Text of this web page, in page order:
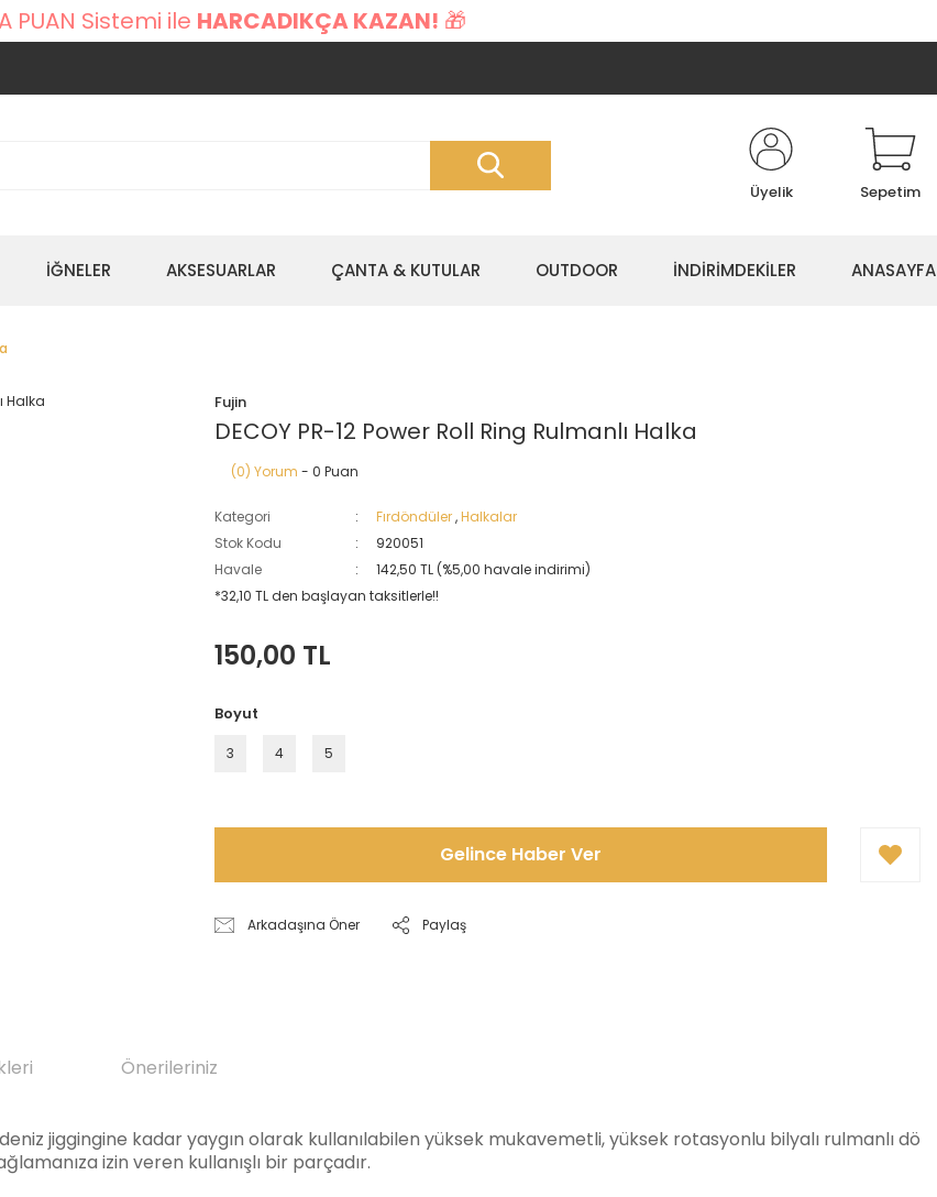
PUAN Sistemi ile HARCADIKÇA KAZAN! 🎁
Üyelik Sepetim
İĞNELER AKSESUARLAR ÇANTA & KUTULAR OUTDOOR İNDİRİMDEKİLER ANASAYFA
Fujin
DECOY PR-12 Power Roll Ring Rulmanlı Halka
(0) Yorum - 0 Puan
Kategori Fırdöndüler,Halkalar
Stok Kodu
920051
Havale
142,50 TL (%5,00 havale indirimi)
*32,10 TL den başlayan taksitlerle!!
150,00 TL
Boyut
3 4 5
Gelince Haber Ver
Arkadaşına Öner Paylaş
Önerileriniz
jiggingine kadar yaygın olarak kullanılabilen yüksek mukavemetli, yüksek rotasyonlu bilyalı rulmanlı dö
izin veren kullanışlı bir parçadır.